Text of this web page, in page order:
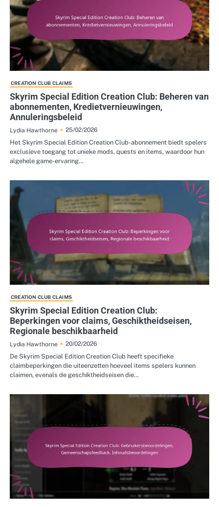
CREATION CLUB CLAIMS
Skyrim Special Edition Creation Club: Beheren van
abonnementen, Kredietvernieuwingen,
Annuleringsbeleid
Lydia Hawthorne
25/02/2026
Het Skyrim Special Edition Creation Club-abonnement biedt spelers
exclusieve toegang tot unieke mods, quests en items, waardoor hun
algehele game-ervaring…
CREATION CLUB CLAIMS
Skyrim Special Edition Creation Club:
Beperkingen voor claims, Geschiktheidseisen,
Regionale beschikbaarheid
Lydia Hawthorne
20/02/2026
De Skyrim Special Edition Creation Club heeft specifieke
claimbeperkingen die uiteenzetten hoeveel items spelers kunnen
claimen, evenals de geschiktheidseisen die…